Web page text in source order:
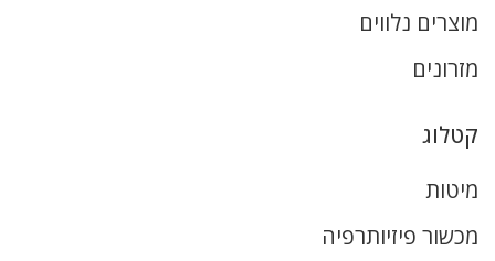
מוצרים נלווים
מזרונים
קטלוג
מיטות
מכשור פיזיותרפיה